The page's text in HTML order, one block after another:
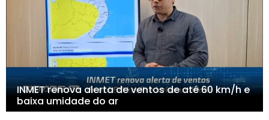
INMET renova alerta de ventos de até 60 km/h e
baixa umidade do ar